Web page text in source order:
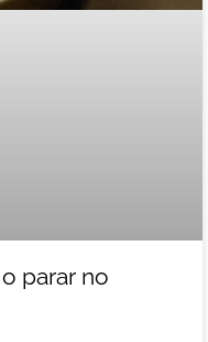
parar no